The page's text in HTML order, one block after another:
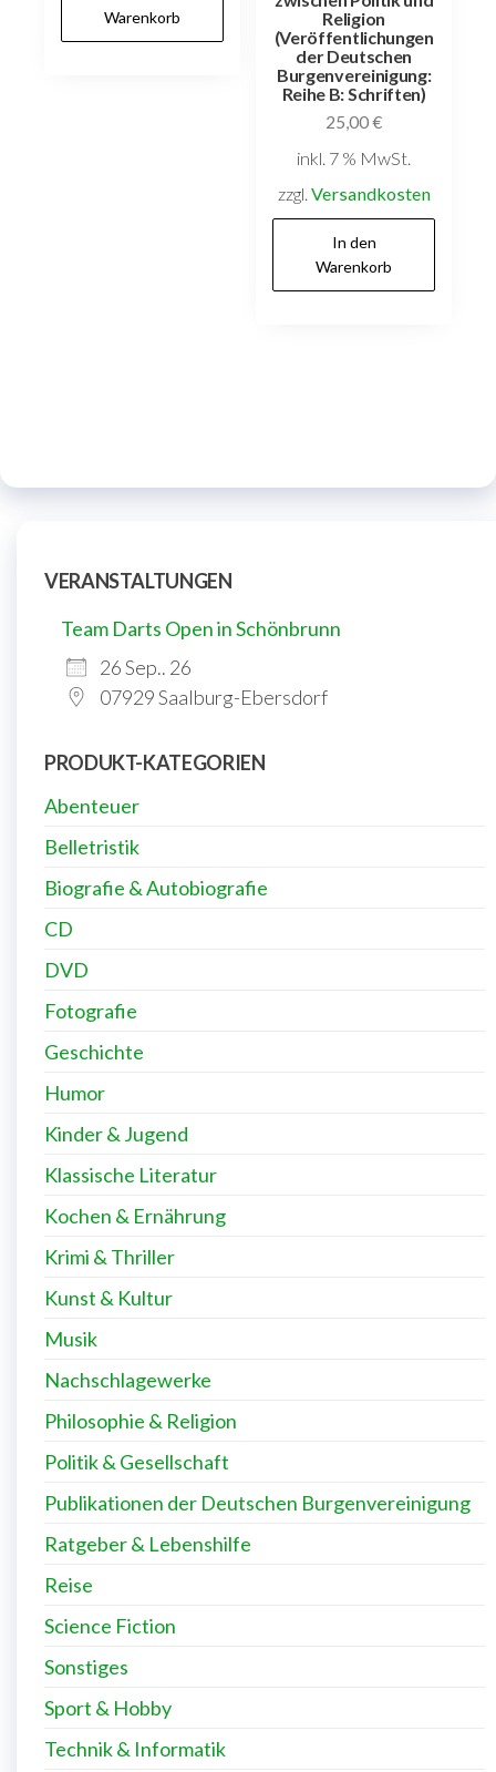
Warenkorb
Religion
(Veröffentlichungen
der Deutschen
Burgenvereinigung:
Reihe B: Schriften)
25,00€
inkl. 7 % MwSt.
zzgl. Versandkosten
In den
Warenkorb
VERANSTALTUNGEN
Team Darts Open in Schönbrunn
26 Sep.. 26
07929 Saalburg-Ebersdorf
PRODUKT-KATEGORIEN
Abenteuer
Belletristik
Biografie & Autobiografie
CD
DVD
Fotografie
Geschichte
Humor
Kinder & Jugend
Klassische Literatur
Kochen & Ernährung
Krimi & Thriller
Kunst & Kultur
Musik
Nachschlagewerke
Philosophie & Religion
Politik & Gesellschaft
Publikationen der Deutschen Burgenvereinigung
Ratgeber & Lebenshilfe
Reise
Science Fiction
Sonstiges
Sport & Hobby
Technik & Informatik